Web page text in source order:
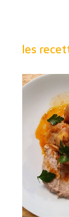
les